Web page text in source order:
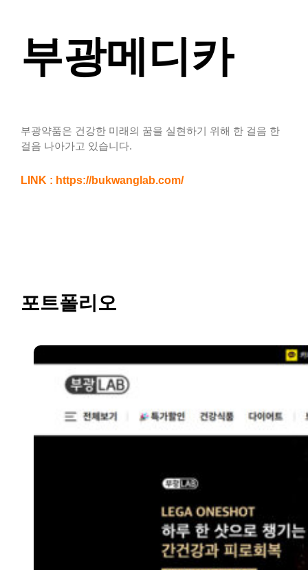
부광메디카
부광약품은 건강한 미래의 꿈을 실현하기 위해 한 걸음 한
걸음 나아가고 있습니다.
LINK : https://bukwanglab.com/
포트폴리오